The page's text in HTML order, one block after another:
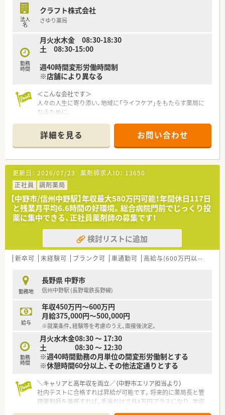
勧めです。
■新規開局のタイミングということもあり、新しい環境で一から
です。
法人
名
クラフト株式会社
さゆり薬局
勤務
時間
月火水木金 08:30-18:30
土 08:30-15:00
週40時間変形労働時間制
※店舗により異なる
＜こんな会社です＞
人々の人生に寄り添い、地域に「ライフケア」をもたらす薬局に
なるために。
りひとりの人生に寄り添い、質の高い医療サービスを届ける薬剤
師を求め育てています。
＜特徴・ポイントのご紹介＞
★薬剤師を守る独自システム
業務をサポートするために様々なシステムを独自開発していま
す。
その一つが約20年前から導入され、進化を続けている調剤シス
テム「SPITS」。
処方箋受付から一連の調剤業務を連動させ、業務効率化を図るほ
か、
調剤過誤防止機能を高め、患者様と働くスタッフを守っていま
システム改修が必要な制度変更があった場合も、迅速に対応でき
る強みを生かしていきます。
★刷新された新規採用者研修
中途入社ならではの悩みを解消し、さくら薬局グループのビジョ
ンや社内規定などをご案内。
同期入社の方との繋がりを踏まえ、『さくら薬局の薬剤師』とし
て、安心してキャリアをスタートいただくための研修です。
店舗OJT・フォローアップや通常の社内研修と絡めて中途入社専
門の体系的な研修をご用意。
安心して飛び込める体制が整備されています。
★業界トップクラスの認定薬局数と盤石化を図る組織体制
全店舗で地域連携薬局を目指している地域に根差した調剤薬局
がん診療連携拠点病院等との密な連携を行いつつ、より高度な薬
学管理や、
高い専門性が求められる特殊な調剤に対応できる専門医療機関
詳細を見る お問い合わせ
更新日： 2026/07/23 薬剤師求人ID： 13650
正社員
調剤薬局
【中野市/信州中野駅】年収最大580万円可能！年間休日117日
と残業月平均6.6時間の好環境。総合病院門前でじっくり投
薬に集中できる、正社員薬剤師の募集です！
検討リストに追加
新卒可 未経験可 ブランク可 車通勤可 高給与(600万円以上)
勤務地
長野県 中野市
信州中野駅 (長野電鉄長野線)
給与
年収450万円～600万円
月給375,000円～500,000円
※就業条件、経験等を考慮のうえ、面接後決定。
勤務
時間
月火水木金08:30 ～ 17:30
土 08:30 ～ 12:30
※週40時間勤務の月単位の間変形労働制とする
※休憩時間60分以上、その他法定通りとする
＼キャリアと高年収を両立／（中野市エリア担当より）
社内テストに合格すれば昇給が可能です。将来的に薬局長と管
理薬剤師を兼務すれば、手当だけで月4万円プラスになり、年収